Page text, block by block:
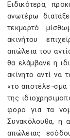
Ειδικότερα,
ανωτέρω
τεκμαρτό
ακινήτου
απώλεια του
θα ελάμβανε η
ακίνητο αντί να
«το
της
φορο για τα
Συνακόλουθα, η
απώλειας